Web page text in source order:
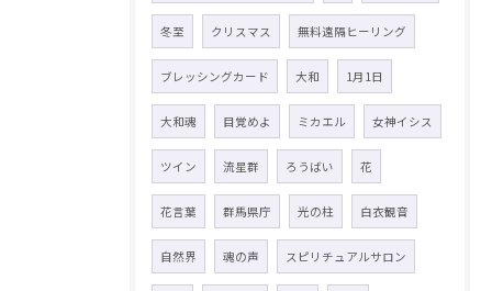
冬至 クリスマス 無料遠隔ヒーリング
ブレッシングカード 大和 1月1日
大和魂 目覚めよ ミカエル 女神イシス
ツイン 流星群 ろうばい 花
花言葉 群馬県庁 光の柱 白衣観音
自然界 魂の声 スピリチュアルサロン